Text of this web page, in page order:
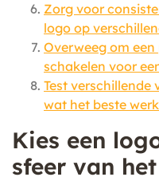
Zorg voor
logo op
Overweeg om
schakelen voor
Test verschillende
wat het beste
Kies een
sfeer van